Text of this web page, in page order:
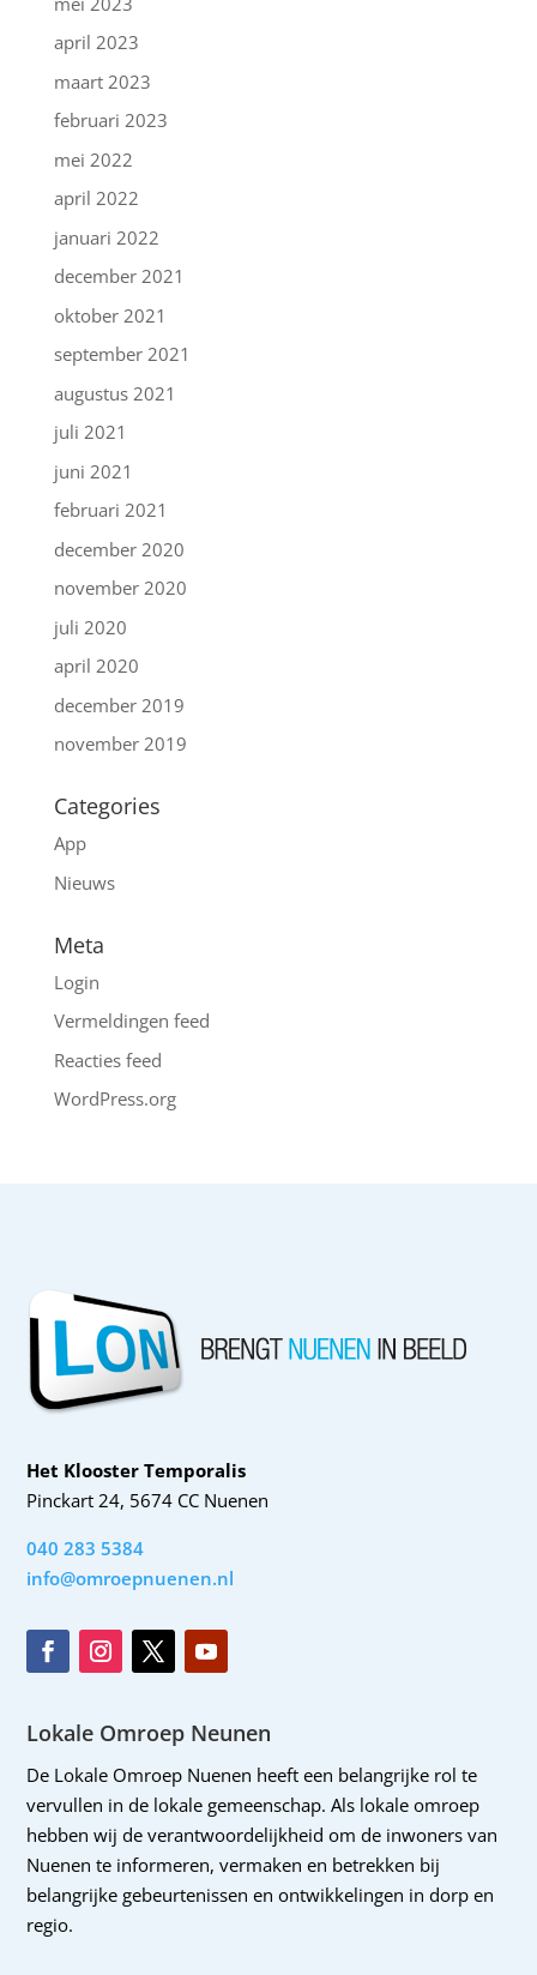
april 2023
maart 2023
februari 2023
mei 2022
april 2022
januari 2022
december 2021
oktober 2021
september 2021
augustus 2021
juli 2021
juni 2021
februari 2021
december 2020
november 2020
juli 2020
april 2020
december 2019
november 2019
Categories
App
Nieuws
Meta
Login
Vermeldingen feed
Reacties feed
WordPress.org
Het Klooster Temporalis
Pinckart 24, 5674 CC Nuenen
040 283 5384
info@omroepnuenen.nl
Lokale Omroep Neunen
De Lokale Omroep Nuenen heeft een belangrijke rol te
vervullen in de lokale gemeenschap. Als lokale omroep
hebben wij de verantwoordelijkheid om de inwoners van
Nuenen te informeren, vermaken en betrekken bij
belangrijke gebeurtenissen en ontwikkelingen in dorp en
regio.